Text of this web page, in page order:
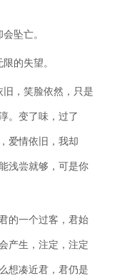
坠亡。
的失望。
，笑脸依然，只是
。变了味，过了
爱情依旧，我却
浅尝就够，可是你
的一个过客，君始
产生，注定，注定
想凑近君，君仍是